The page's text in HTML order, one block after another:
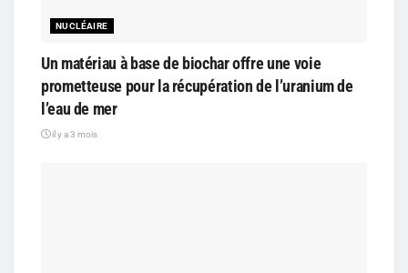
NUCLÉAIRE
Un matériau à base de biochar offre une voie
prometteuse pour la récupération de l’uranium de
l’eau de mer
il y a 3 mois